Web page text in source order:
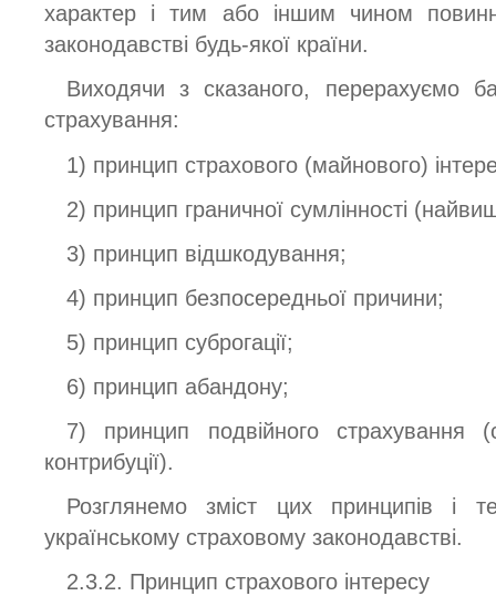
характер і тим або іншим чином
законодавстві будь-якої країни.
Виходячи з сказаного, перерахуємо
страхування:
1) принцип страхового (майнового)
2) принцип граничної сумлінності
3) принцип відшкодування;
4) принцип безпосередньої причини;
5) принцип суброгації;
6) принцип абандону;
7) принцип подвійного страхування
контрибуції).
Розглянемо зміст цих принципів і
українському страховому законодавстві.
2.3.2. Принцип страхового інтересу